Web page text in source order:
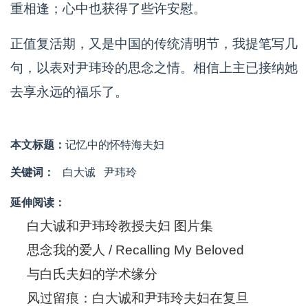
重相逢；心中也获得了些许安慰。
正值复活期，又是中国的传统清明节，我提笔写几
句，以表对尹玮玲的思念之情。相信上主已接纳她
去享永远的福乐了。
本文标题： 记忆中的怀特海夫妇
关键词： 白大诚 尹玮玲
延伸阅读：
白大诚和尹玮玲教授夫妇 图片集
思念我的爱人 / Recalling My Beloved
与白氏夫妇的学术缘分
风过留痕：白大诚和尹玮玲夫妇在复旦